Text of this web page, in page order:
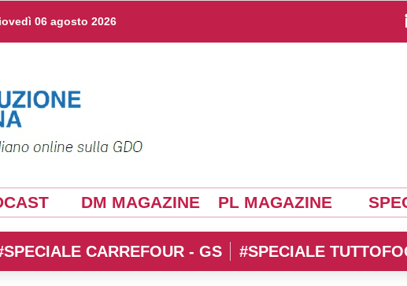
06 agosto 2026
DM MAGAZINE PL MAGAZINE
CARREFOUR - GS #SPECIALE